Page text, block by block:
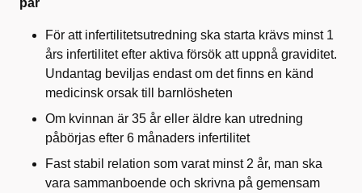
par
För att infertilitetsutredning ska starta krävs minst 1
års infertilitet efter aktiva försök att uppnå graviditet.
Undantag beviljas endast om det finns en känd
medicinsk orsak till barnlösheten
Om kvinnan är 35 år eller äldre kan utredning
påbörjas efter 6 månaders infertilitet
Fast stabil relation som varat minst 2 år, man ska
vara sammanboende och skrivna på gemensam